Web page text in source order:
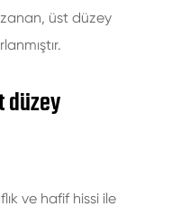
üst düzey
düzey
ve hafif hissi ile